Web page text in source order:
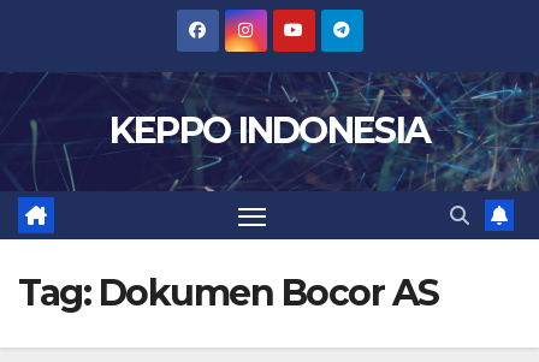
content
KEPPO INDONESIA
Tag: Dokumen Bocor AS